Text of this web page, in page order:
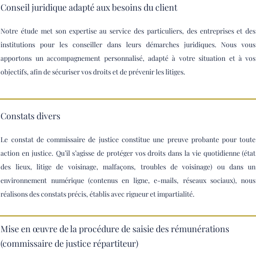
Conseil juridique adapté aux besoins du client
Notre étude met son expertise au service des particuliers, des entreprises et des
institutions pour les conseiller dans leurs démarches juridiques. Nous vous
apportons un accompagnement personnalisé, adapté à votre situation et à vos
objectifs, afin de sécuriser vos droits et de prévenir les litiges.
Constats divers
Le constat de commissaire de justice constitue une preuve probante pour toute
action en justice. Qu’il s’agisse de protéger vos droits dans la vie quotidienne (état
des lieux, litige de voisinage, malfaçons, troubles de voisinage) ou dans un
environnement numérique (contenus en ligne, e-mails, réseaux sociaux), nous
réalisons des constats précis, établis avec rigueur et impartialité.
Mise en œuvre de la procédure de saisie des rémunérations
(commissaire de justice répartiteur)